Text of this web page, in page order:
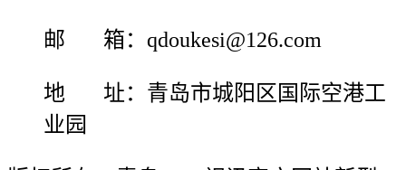
邮 箱：qdoukesi@126.com
地 址：青岛市城阳区国际空港工
业园